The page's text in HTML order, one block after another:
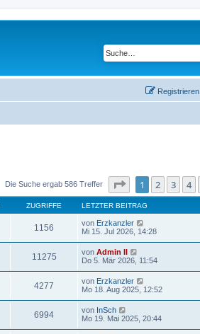
Registrieren
Die Suche ergab 586 Treffer Seite von12
1 2 3 4
ZUGRIFFE LETZTER BEITRAG
1156 von Erzkanzler
Mi 15. Jul 2026, 14:28
11275 von Admin II
Do 5. Mär 2026, 11:54
4277 von Erzkanzler
Mo 18. Aug 2025, 12:52
6994 von InSch
Mo 19. Mai 2025, 20:44